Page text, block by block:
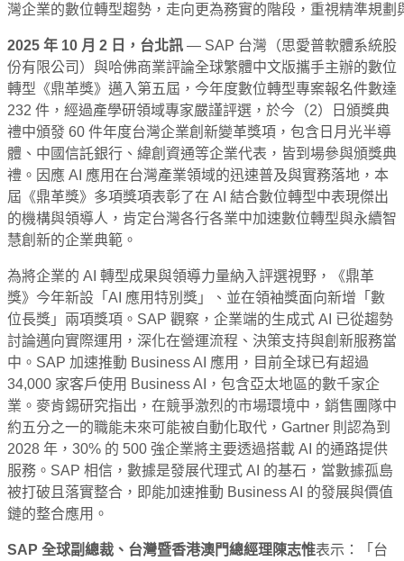
灣企業的數位轉型趨勢，走向更為務實的階段，重視精準規劃
2025 年 10 月 2 日，台北訊 — SAP 台灣（思愛普軟體系統股
份有限公司）與哈佛商業評論全球繁體中文版攜手主辦的數位
轉型《鼎革獎》邁入第五屆，今年度數位轉型專案報名件數達
232 件，經過產學研領域專家嚴謹評選，於今（2）日頒獎典
禮中頒發 60 件年度台灣企業創新變革獎項，包含日月光半導
體、中國信託銀行、緯創資通等企業代表，皆到場參與頒獎典
禮。因應 AI 應用在台灣產業領域的迅速普及與實務落地，本
屆《鼎革獎》多項獎項表彰了在 AI 結合數位轉型中表現傑出
的機構與領導人，肯定台灣各行各業中加速數位轉型與永續智
慧創新的企業典範。
為將企業的 AI 轉型成果與領導力量納入評選視野，《鼎革
獎》今年新設「AI 應用特別獎」、並在領袖獎面向新增「數
位長獎」兩項獎項。SAP 觀察，企業端的生成式 AI 已從趨勢
討論邁向實際運用，深化在營運流程、決策支持與創新服務當
中。SAP 加速推動 Business AI 應用，目前全球已有超過
34,000 家客戶使用 Business AI，包含亞太地區的數千家企
業。麥肯錫研究指出，在競爭激烈的市場環境中，銷售團隊中
約五分之一的職能未來可能被自動化取代，Gartner 則認為到
2028 年，30% 的 500 強企業將主要透過搭載 AI 的通路提供
服務。SAP 相信，數據是發展代理式 AI 的基石，當數據孤島
被打破且落實整合，即能加速推動 Business AI 的發展與價值
鏈的整合應用。
SAP 全球副總裁、台灣暨香港澳門總經理陳志惟表示：「台